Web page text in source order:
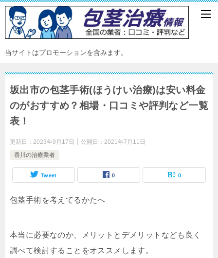
当サイトはプロモーションを含みます。
坂出市の包茎手術(ほうけい治療)は安い料金
のがおすすめ？相場・口コミや評判など一覧
表！
更新日： 2023年9月17日 公開日： 2021年7月11日
香川の治療業者
Tweet 0 0
包茎手術を考えてるかたへ
本当に必要なのか、メリットとデメリットなども良く
調べて検討することをオススメします。